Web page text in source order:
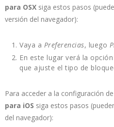
para OSX siga estos pasos
versión del navegador):
Vaya a Preferencias, luego
En este lugar verá la opción
que ajuste el tipo de
Para acceder a la configuración de
para iOS siga estos pasos
del navegador):